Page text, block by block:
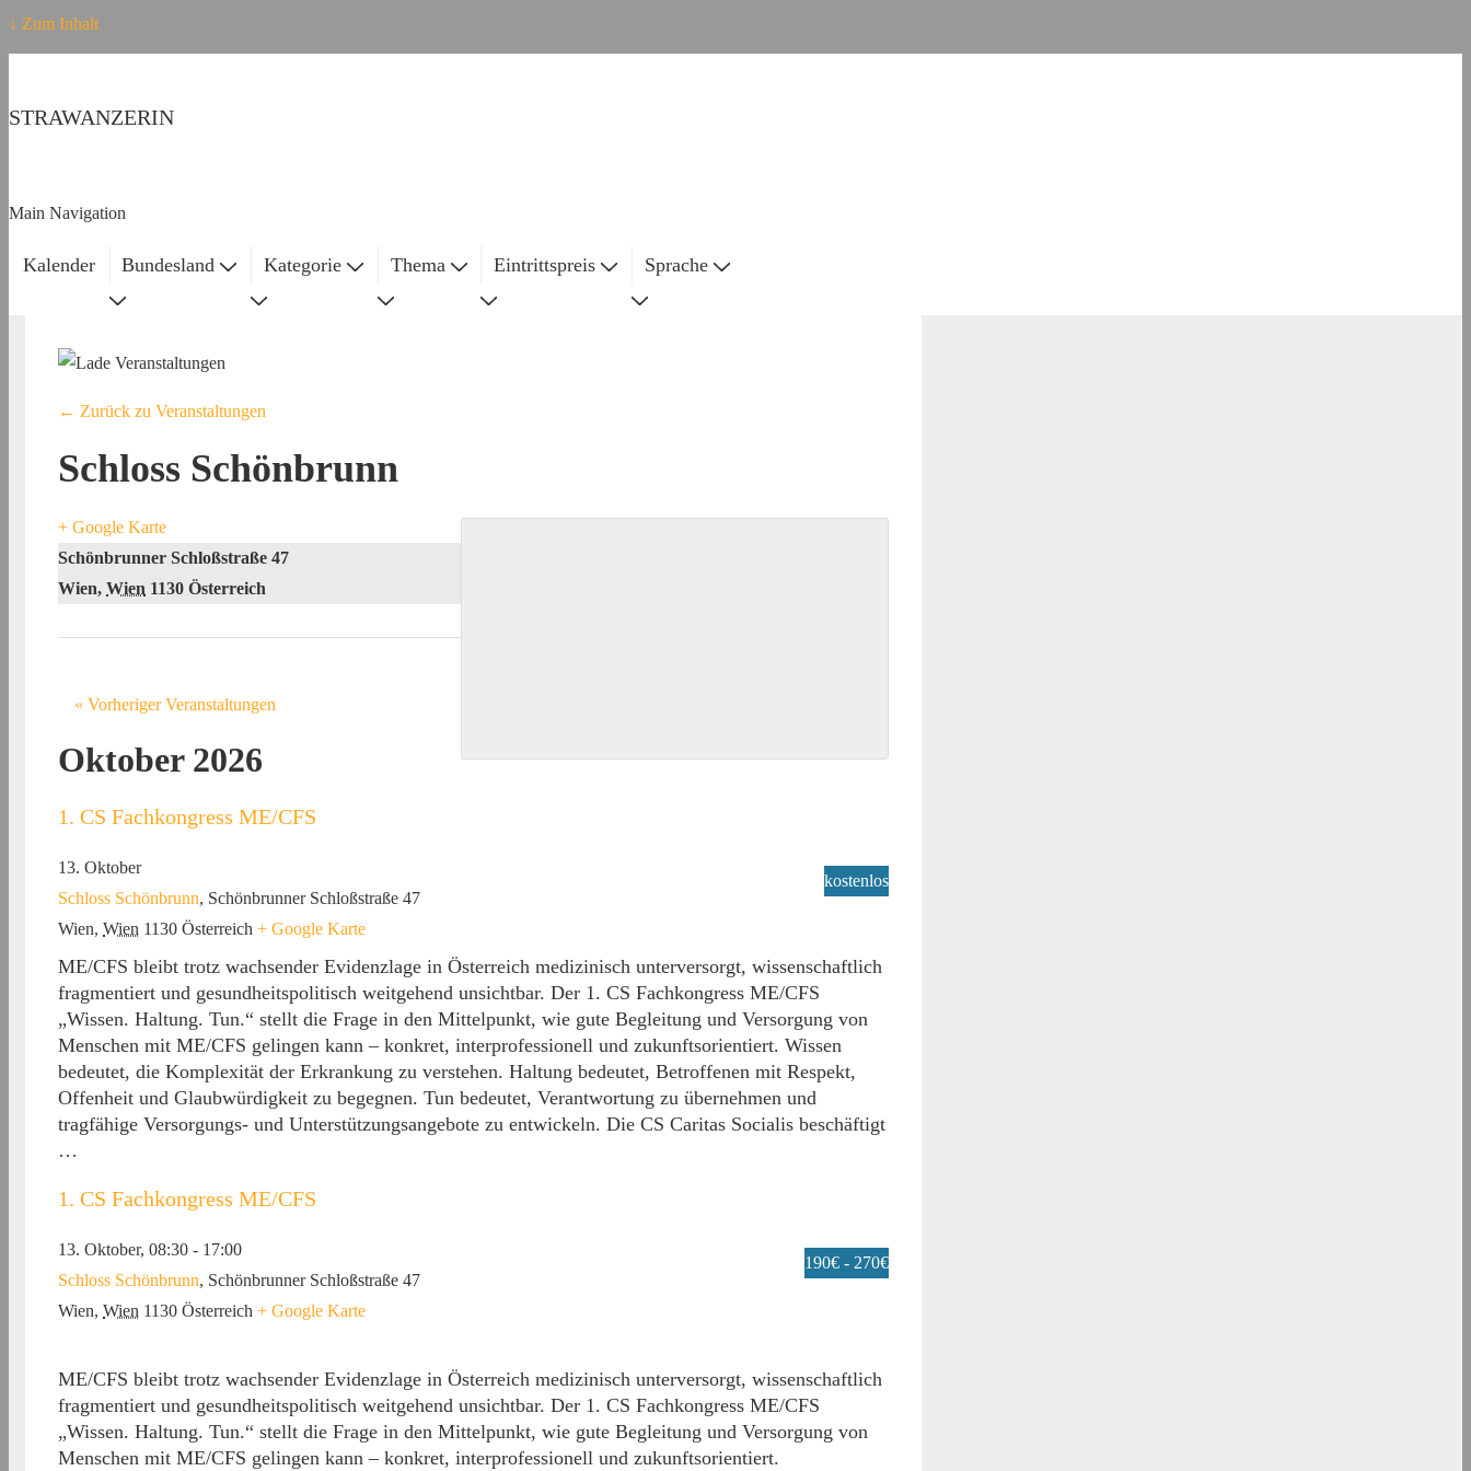
↓ Zum Inhalt
STRAWANZERIN
Main Navigation
Kalender Bundesland Kategorie Thema Eintrittspreis Sprache
← Zurück zu Veranstaltungen
Schloss Schönbrunn
+ Google Karte
Schönbrunner Schloßstraße 47
Wien, Wien 1130 Österreich
« Vorheriger Veranstaltungen
Oktober 2026
1. CS Fachkongress ME/CFS
13. Oktober
Schloss Schönbrunn, Schönbrunner Schloßstraße 47
Wien, Wien 1130 Österreich + Google Karte
kostenlos
ME/CFS bleibt trotz wachsender Evidenzlage in Österreich medizinisch unterversorgt, wissenschaftlich
fragmentiert und gesundheitspolitisch weitgehend unsichtbar. Der 1. CS Fachkongress ME/CFS
„Wissen. Haltung. Tun.“ stellt die Frage in den Mittelpunkt, wie gute Begleitung und Versorgung von
Menschen mit ME/CFS gelingen kann – konkret, interprofessionell und zukunftsorientiert. Wissen
bedeutet, die Komplexität der Erkrankung zu verstehen. Haltung bedeutet, Betroffenen mit Respekt,
Offenheit und Glaubwürdigkeit zu begegnen. Tun bedeutet, Verantwortung zu übernehmen und
tragfähige Versorgungs- und Unterstützungsangebote zu entwickeln. Die CS Caritas Socialis beschäftigt
…
1. CS Fachkongress ME/CFS
13. Oktober, 08:30 - 17:00
Schloss Schönbrunn, Schönbrunner Schloßstraße 47
Wien, Wien 1130 Österreich + Google Karte
190€ - 270€
ME/CFS bleibt trotz wachsender Evidenzlage in Österreich medizinisch unterversorgt, wissenschaftlich
fragmentiert und gesundheitspolitisch weitgehend unsichtbar. Der 1. CS Fachkongress ME/CFS
„Wissen. Haltung. Tun.“ stellt die Frage in den Mittelpunkt, wie gute Begleitung und Versorgung von
Menschen mit ME/CFS gelingen kann – konkret, interprofessionell und zukunftsorientiert.